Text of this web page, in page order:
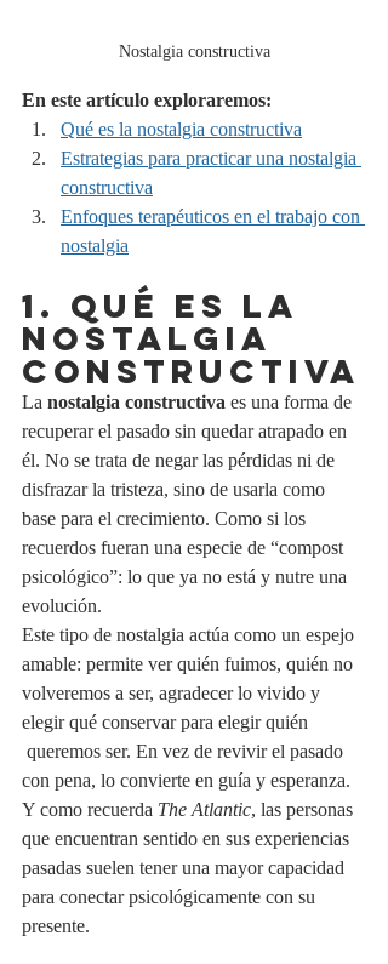
Nostalgia constructiva
En este artículo exploraremos:
Qué es la nostalgia constructiva
Estrategias para practicar una nostalgia
constructiva
Enfoques terapéuticos en el trabajo con
nostalgia
1. QUÉ ES LA
NOSTALGIA
CONSTRUCTIVA
La nostalgia constructiva es una forma de
recuperar el pasado sin quedar atrapado en
él. No se trata de negar las pérdidas ni de
disfrazar la tristeza, sino de usarla como
base para el crecimiento. Como si los
recuerdos fueran una especie de “compost
psicológico”: lo que ya no está y nutre una
evolución.
Este tipo de nostalgia actúa como un espejo
amable: permite ver quién fuimos, quién no
volveremos a ser, agradecer lo vivido y
elegir qué conservar para elegir quién
con pena, lo convierte en guía y esperanza.
Y como recuerda The Atlantic, las personas
que encuentran sentido en sus experiencias
pasadas suelen tener una mayor capacidad
para conectar psicológicamente con su
presente.